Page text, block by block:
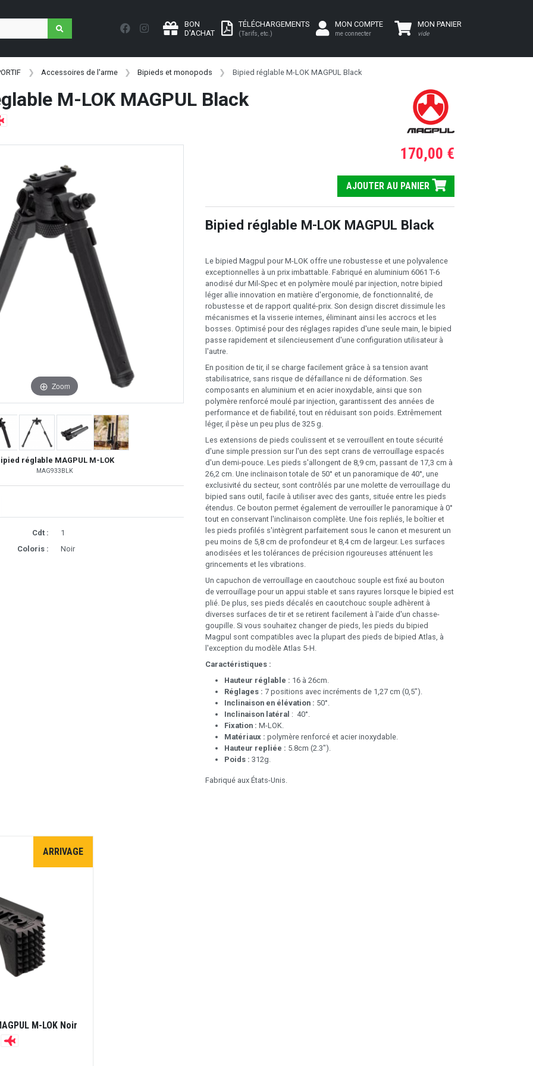
BON
D'ACHAT
TÉLÉCHARGEMENTS
(Tarifs, etc.)
MON COMPTE
me connecter
MON PANIER
vide
Accessoires de l'arme Bipieds et monopods Bipied réglable M-LOK MAGPUL Black
M-LOK MAGPUL Black
Zoom
réglable MAGPUL M-LOK
MAG933BLK
Cdt :
1
Coloris :
Noir
170,00 €
AJOUTER AU PANIER
Bipied réglable M-LOK MAGPUL Black
Le bipied Magpul pour M-LOK offre une robustesse et une polyvalence
exceptionnelles à un prix imbattable. Fabriqué en aluminium 6061 T-6
anodisé dur Mil-Spec et en polymère moulé par injection, notre bipied
léger allie innovation en matière d'ergonomie, de fonctionnalité, de
robustesse et de rapport qualité-prix. Son design discret dissimule les
mécanismes et la visserie internes, éliminant ainsi les accrocs et les
bosses. Optimisé pour des réglages rapides d'une seule main, le bipied
passe rapidement et silencieusement d'une configuration utilisateur à
l'autre.
En position de tir, il se charge facilement grâce à sa tension avant
stabilisatrice, sans risque de défaillance ni de déformation. Ses
composants en aluminium et en acier inoxydable, ainsi que son
polymère renforcé moulé par injection, garantissent des années de
performance et de fiabilité, tout en réduisant son poids. Extrêmement
léger, il pèse un peu plus de 325 g.
Les extensions de pieds coulissent et se verrouillent en toute sécurité
d'une simple pression sur l'un des sept crans de verrouillage espacés
d'un demi-pouce. Les pieds s'allongent de 8,9 cm, passant de 17,3 cm à
26,2 cm. Une inclinaison totale de 50° et un panoramique de 40°, une
exclusivité du secteur, sont contrôlés par une molette de verrouillage du
bipied sans outil, facile à utiliser avec des gants, située entre les pieds
étendus. Ce bouton permet également de verrouiller le panoramique à 0°
tout en conservant l'inclinaison complète. Une fois repliés, le boîtier et
les pieds profilés s'intègrent parfaitement sous le canon et mesurent un
peu moins de 5,8 cm de profondeur et 8,4 cm de largeur. Les surfaces
anodisées et les tolérances de précision rigoureuses atténuent les
grincements et les vibrations.
Un capuchon de verrouillage en caoutchouc souple est fixé au bouton
de verrouillage pour un appui stable et sans rayures lorsque le bipied est
plié. De plus, ses pieds décalés en caoutchouc souple adhèrent à
diverses surfaces de tir et se retirent facilement à l'aide d'un chasse-
goupille. Si vous souhaitez changer de pieds, les pieds du bipied
Magpul sont compatibles avec la plupart des pieds de bipied Atlas, à
l'exception du modèle Atlas 5-H.
Caractéristiques :
Hauteur réglable : 16 à 26cm.
Réglages : 7 positions avec incréments de 1,27 cm (0,5").
Inclinaison en élévation : 50°.
Inclinaison latéral : 40°.
Fixation : M-LOK.
Matériaux : polymère renforcé et acier inoxydable.
Hauteur repliée : 5.8cm (2.3").
Poids : 312g.
Fabriqué aux États-Unis.
ARRIVAGE
M-LOK Noir